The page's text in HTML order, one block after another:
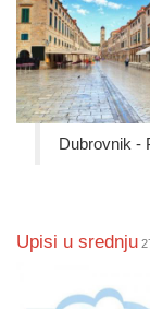
Dubrovnik -
Upisi u srednju